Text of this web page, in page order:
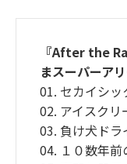
『After the
まスーパーア
01. セカイシ
02. アイスクリ
03. 負け犬ドラ
04. １０数年前